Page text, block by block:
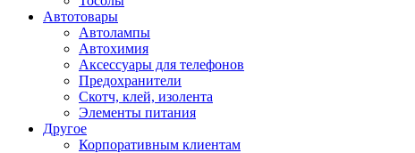
Автотовары
Автолампы
Автохимия
Аксессуары для телефонов
Предохранители
Скотч, клей, изолента
Элементы питания
Другое
Корпоративным клиентам